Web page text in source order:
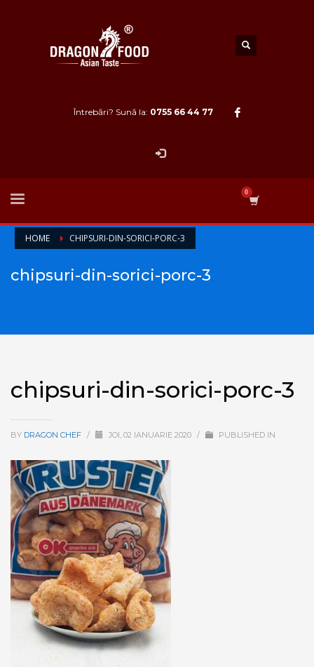
Întrebări? Sună la: 0755 66 44 77
HOME CHIPSURI-DIN-SORICI-PORC-3
chipsuri-din-sorici-porc-3
chipsuri-din-sorici-porc-3
BY DRAGON CHEF / JOI, 02 IANUARIE 2020 / PUBLISHED IN